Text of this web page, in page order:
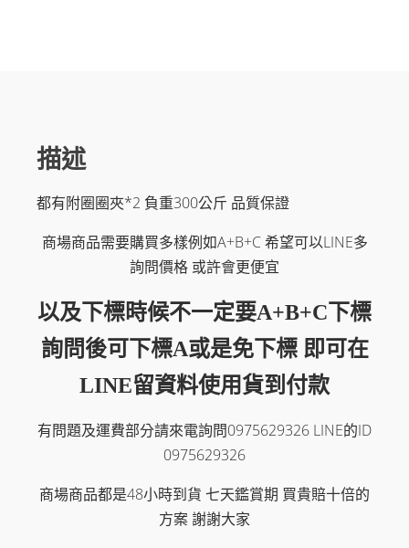
描述
都有附圈圈夾*2 負重300公斤 品質保證
商場商品需要購買多樣例如A+B+C 希望可以LINE多
詢問價格 或許會更便宜
以及下標時候不一定要A+B+C下標
詢問後可下標A或是免下標 即可在
LINE留資料使用貨到付款
有問題及運費部分請來電詢問0975629326 LINE的ID
0975629326
商場商品都是48小時到貨 七天鑑賞期 買貴賠十倍的
方案 謝謝大家